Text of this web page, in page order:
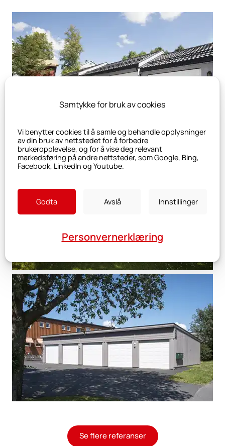
Se flere referanser
Samtykke for bruk av cookies
Vi benytter cookies til å samle og behandle opplysninger
av din bruk av nettstedet for å forbedre
brukeropplevelse, og for å vise deg relevant
markedsføring på andre nettsteder, som Google, Bing,
Facebook, LinkedIn og Youtube.
Godta Avslå Innstillinger
Personvernerklæring